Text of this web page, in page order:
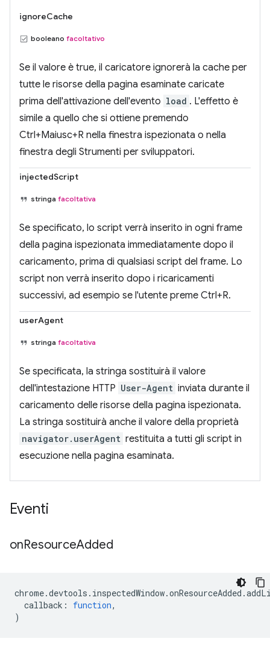
ignoreCache
booleano facoltativo
Se il valore è true, il caricatore ignorerà la cache per
tutte le risorse della pagina esaminate caricate
prima dell'attivazione dell'evento load . L'effetto è
simile a quello che si ottiene premendo
Ctrl+Maiusc+R nella finestra ispezionata o nella
finestra degli Strumenti per sviluppatori.
injectedScript
stringa facoltativa
Se specificato, lo script verrà inserito in ogni frame
della pagina ispezionata immediatamente dopo il
caricamento, prima di qualsiasi script del frame. Lo
script non verrà inserito dopo i ricaricamenti
successivi, ad esempio se l'utente preme Ctrl+R.
userAgent
stringa facoltativa
Se specificata, la stringa sostituirà il valore
dell'intestazione HTTP User-Agent inviata durante il
caricamento delle risorse della pagina ispezionata.
La stringa sostituirà anche il valore della proprietà
navigator.userAgent restituita a tutti gli script in
esecuzione nella pagina esaminata.
Eventi
onResourceAdded
chrome.devtools . inspectedWindow.onResourceAdded .
callback : function,
)